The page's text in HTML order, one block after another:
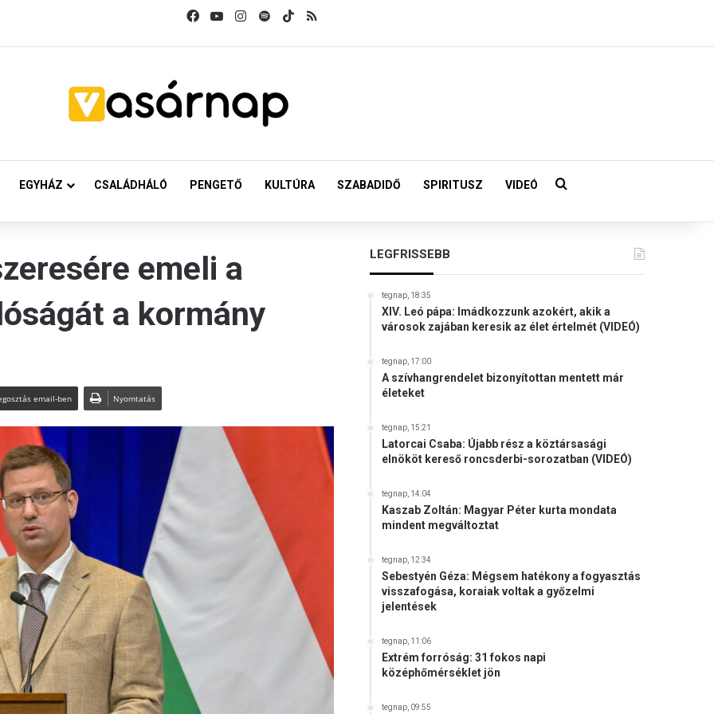
FacebookYouTubeInstagram
SpotifyTikTok
EGYHÁZ CSALÁDHÁLÓ PENGETŐ KULTÚRA SZABADIDŐ SPIRITUSZ VIDEÓ Keresés:
emeli a
a kormány
email-ben Nyomtatás
LEGFRISSEBB
tegnap, 18:35
XIV. Leó pápa: Imádkozzunk azokért, akik a
városok zajában keresik az élet értelmét (VIDEÓ)
tegnap, 17:00
A szívhangrendelet bizonyítottan mentett már
életeket
tegnap, 15:21
Latorcai Csaba: Újabb rész a köztársasági
elnököt kereső roncsderbi-sorozatban (VIDEÓ)
tegnap, 14:04
Kaszab Zoltán: Magyar Péter kurta mondata
mindent megváltoztat
tegnap, 12:34
Sebestyén Géza: Mégsem hatékony a fogyasztás
visszafogása, koraiak voltak a győzelmi
jelentések
tegnap, 11:06
Extrém forróság: 31 fokos napi
középhőmérséklet jön
tegnap, 09:55